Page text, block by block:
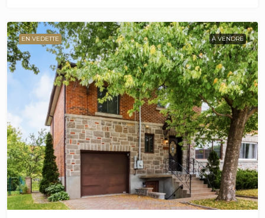
EN VEDETTE À VENDRE